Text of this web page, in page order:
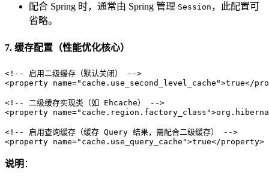
配合 Spring 时，通常由 Spring 管理 Session ，此配置可
省略。
7. 缓存配置（性能优化核心）
<!-- 启用二级缓存（默认关闭） -->
<property name="cache.use_second_level_cache">true</
<!-- 二级缓存实现类（如 Ehcache） -->
<property name="cache.region.factory_class">
<!-- 启用查询缓存（缓存 Query 结果，需配合二级缓存） -->
<property name="cache.use_query_cache">true</property>
说明 ：